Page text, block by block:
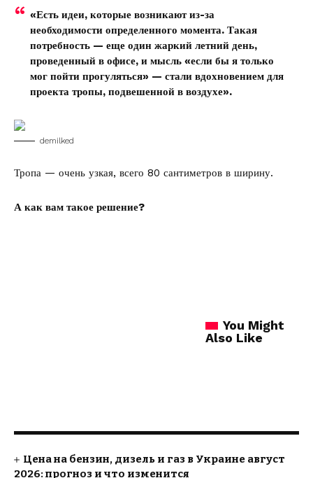
«Есть идеи, которые возникают из-за
необходимости определенного момента. Такая
потребность — еще один жаркий летний день,
проведенный в офисе, и мысль «если бы я только
мог пойти прогуляться» — стали вдохновением для
проекта тропы, подвешенной в воздухе».
demilked
Тропа — очень узкая, всего 80 сантиметров в ширину.
А как вам такое решение?
You Might
Also Like
Цена на бензин, дизель и газ в Украине август
2026: прогноз и что изменится